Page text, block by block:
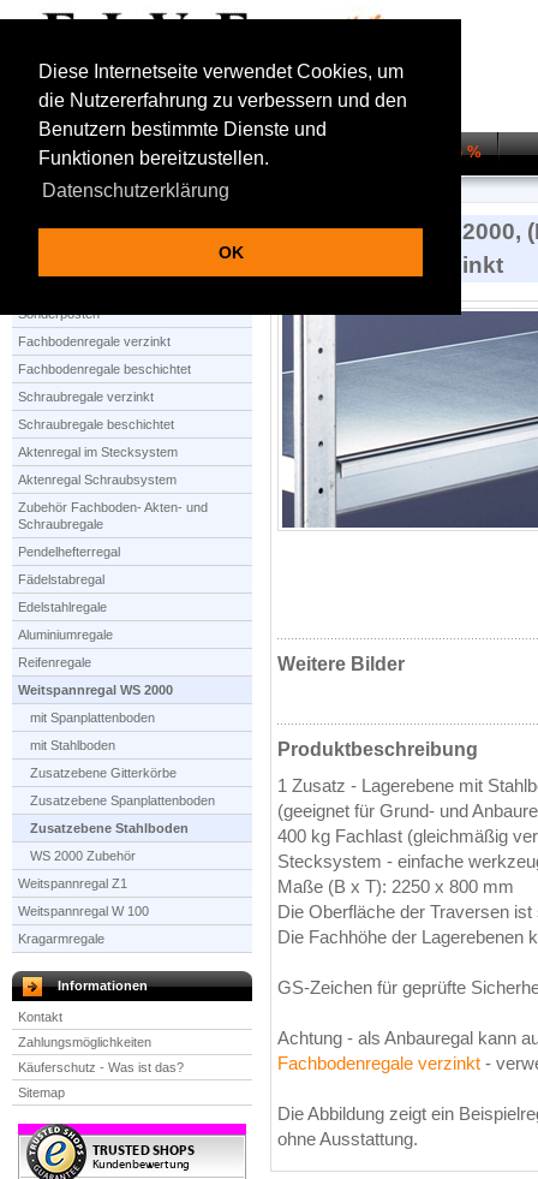
Diese Internetseite verwendet Cookies, um
die Nutzererfahrung zu verbessern und den
Benutzern bestimmte Dienste und
Funktionen bereitzustellen.
Datenschutzerklärung
OK
Startseite Regalsysteme Sale %
Startseite Weitspannregal WS 2000
Produktauswahl
Sonderposten
Fachbodenregale verzinkt
Fachbodenregale beschichtet
Schraubregale verzinkt
Schraubregale beschichtet
Aktenregal im Stecksystem
Aktenregal Schraubsystem
Zubehör Fachboden- Akten- und
Schraubregale
Pendelhefterregal
Fädelstabregal
Edelstahlregale
Aluminiumregale
Reifenregale
Weitspannregal WS 2000
mit Spanplattenboden
mit Stahlboden
Zusatzebene Gitterkörbe
Zusatzebene Spanplattenboden
Zusatzebene Stahlboden
WS 2000 Zubehör
Weitspannregal Z1
Weitspannregal W 100
Kragarmregale
Informationen
Kontakt
Zahlungsmöglichkeiten
Käuferschutz - Was ist das?
Sitemap
Zusatzebene WS2000,
Stahlböden, verzinkt
Weitere Bilder
Produktbeschreibung
1 Zusatz - Lagerebene mit
(geeignet für Grund- und
400 kg Fachlast (gleichmäßig
Stecksystem - einfache
Maße (B x T): 2250 x 800 mm
Die Oberfläche der Traversen
Die Fachhöhe der Lagerebenen
GS-Zeichen für geprüfte
Achtung - als Anbauregal kann
Fachbodenregale verzinkt -
Die Abbildung zeigt ein
ohne Ausstattung.